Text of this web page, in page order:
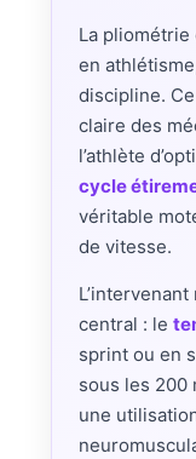
La
en
discipline.
claire des
l’athlète
cycle
véritable
de vitesse.
central : le
sprint ou en
sous les 200
une